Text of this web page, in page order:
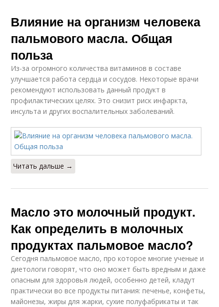
Влияние на организм человека
пальмового масла. Общая
польза
Из-за огромного количества витаминов в составе
улучшается работа сердца и сосудов. Некоторые врачи
рекомендуют использовать данный продукт в
профилактических целях. Это снизит риск инфаркта,
инсульта и других воспалительных заболеваний.
Читать дальше →
Масло это молочный продукт.
Как определить в молочных
продуктах пальмовое масло?
Сегодня пальмовое масло, про которое многие ученые и
диетологи говорят, что оно может быть вредным и даже
опасным для здоровья людей, особенно детей, кладут
практически во все продукты питания: печенье, конфеты,
майонезы, жиры для жарки, сухие полуфабрикаты и так